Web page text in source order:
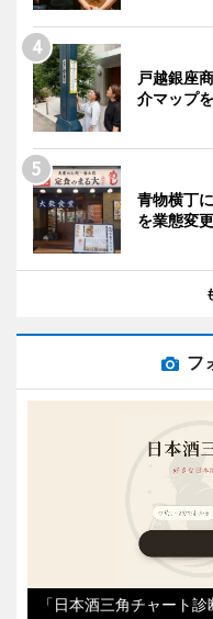
戸越銀座
介マップ
青物横丁
を業態変
フ
「日本酒三角チャート診